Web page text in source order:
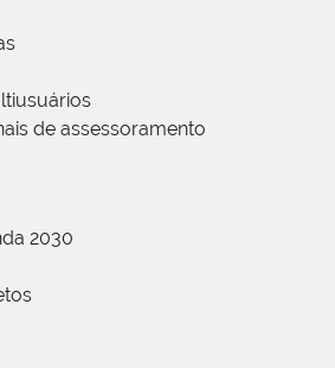
de assessoramento
2030